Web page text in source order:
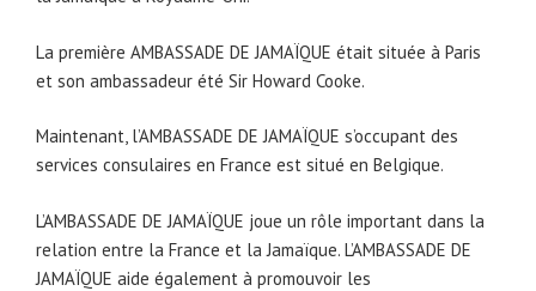
La première AMBASSADE DE JAMAÏQUE était située à Paris
et son ambassadeur été Sir Howard Cooke.
Maintenant, l’AMBASSADE DE JAMAÏQUE s’occupant des
services consulaires en France est situé en Belgique.
L’AMBASSADE DE JAMAÏQUE joue un rôle important dans la
relation entre la France et la Jamaïque. L’AMBASSADE DE
JAMAÏQUE aide également à promouvoir les